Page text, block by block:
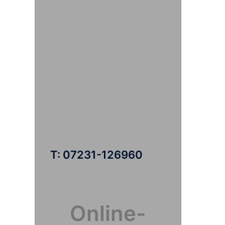
T: 07231-126960
Online-